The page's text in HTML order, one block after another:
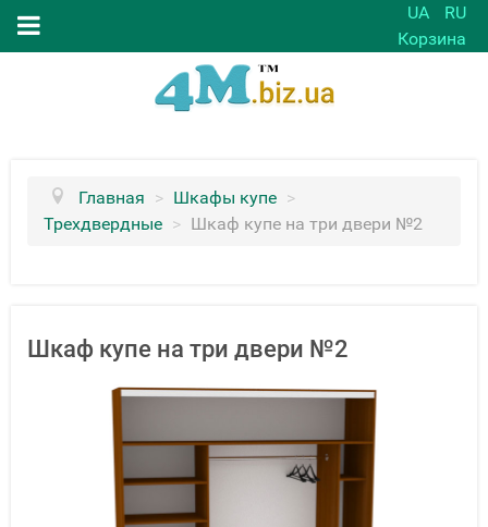
UA
RU
Корзина
Главная > Шкафы купе >
Трехдвердные > Шкаф купе на три двери №2
Шкаф купе на три двери №2